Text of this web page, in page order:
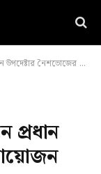
নৈশভোজের আয়োজন
প্রধান